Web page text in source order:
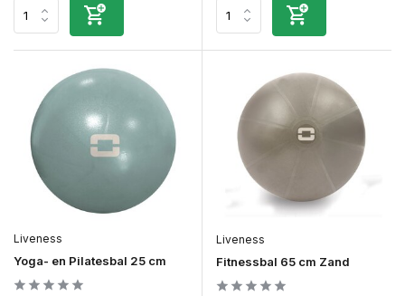
Liveness
Yoga- en Pilatesbal 25 cm
Liveness
Fitnessbal 65 cm Zand